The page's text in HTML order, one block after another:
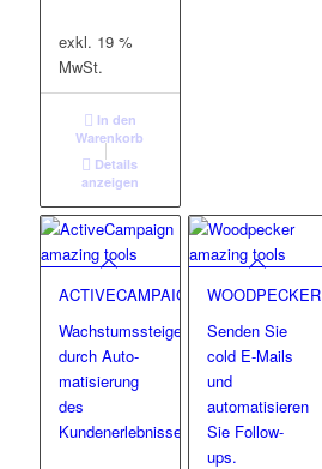
1.180,00 €
Preis
ist:
590,00 €.
exkl. 19 %
MwSt.
In den
Warenkorb
Details
anzeigen
ACTIVECAMPAIGN
Wachstumssteigerung
durch Auto-
matisierung
des
Kundenerlebnisses.
WOODPECKER
Senden Sie
cold E-Mails
und
automatisieren
Sie Follow-
ups.